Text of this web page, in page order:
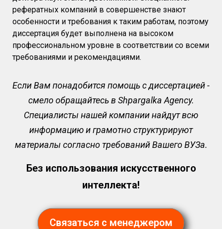
рефератных компаний в совершенстве знают
особенности и требования к таким работам, поэтому
диссертация будет выполнена на высоком
профессиональном уровне в соответствии со всеми
требованиями и рекомендациями.
Если Вам понадобится помощь с диссертацией -
смело обращайтесь в Shpargalka Agency.
Специалисты нашей компании найдут всю
информацию и грамотно структурируют
материалы согласно требований Вашего ВУЗа.
Без использования искусственного
интеллекта!
Связаться с менеджером